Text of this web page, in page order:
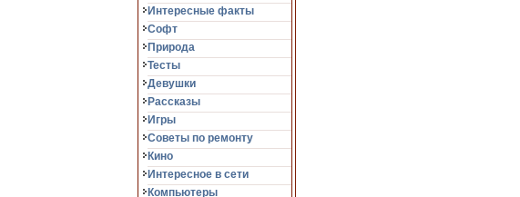
Интересные факты
Софт
Природа
Тесты
Девушки
Рассказы
Игры
Советы по ремонту
Кино
Интересное в сети
Компьютеры